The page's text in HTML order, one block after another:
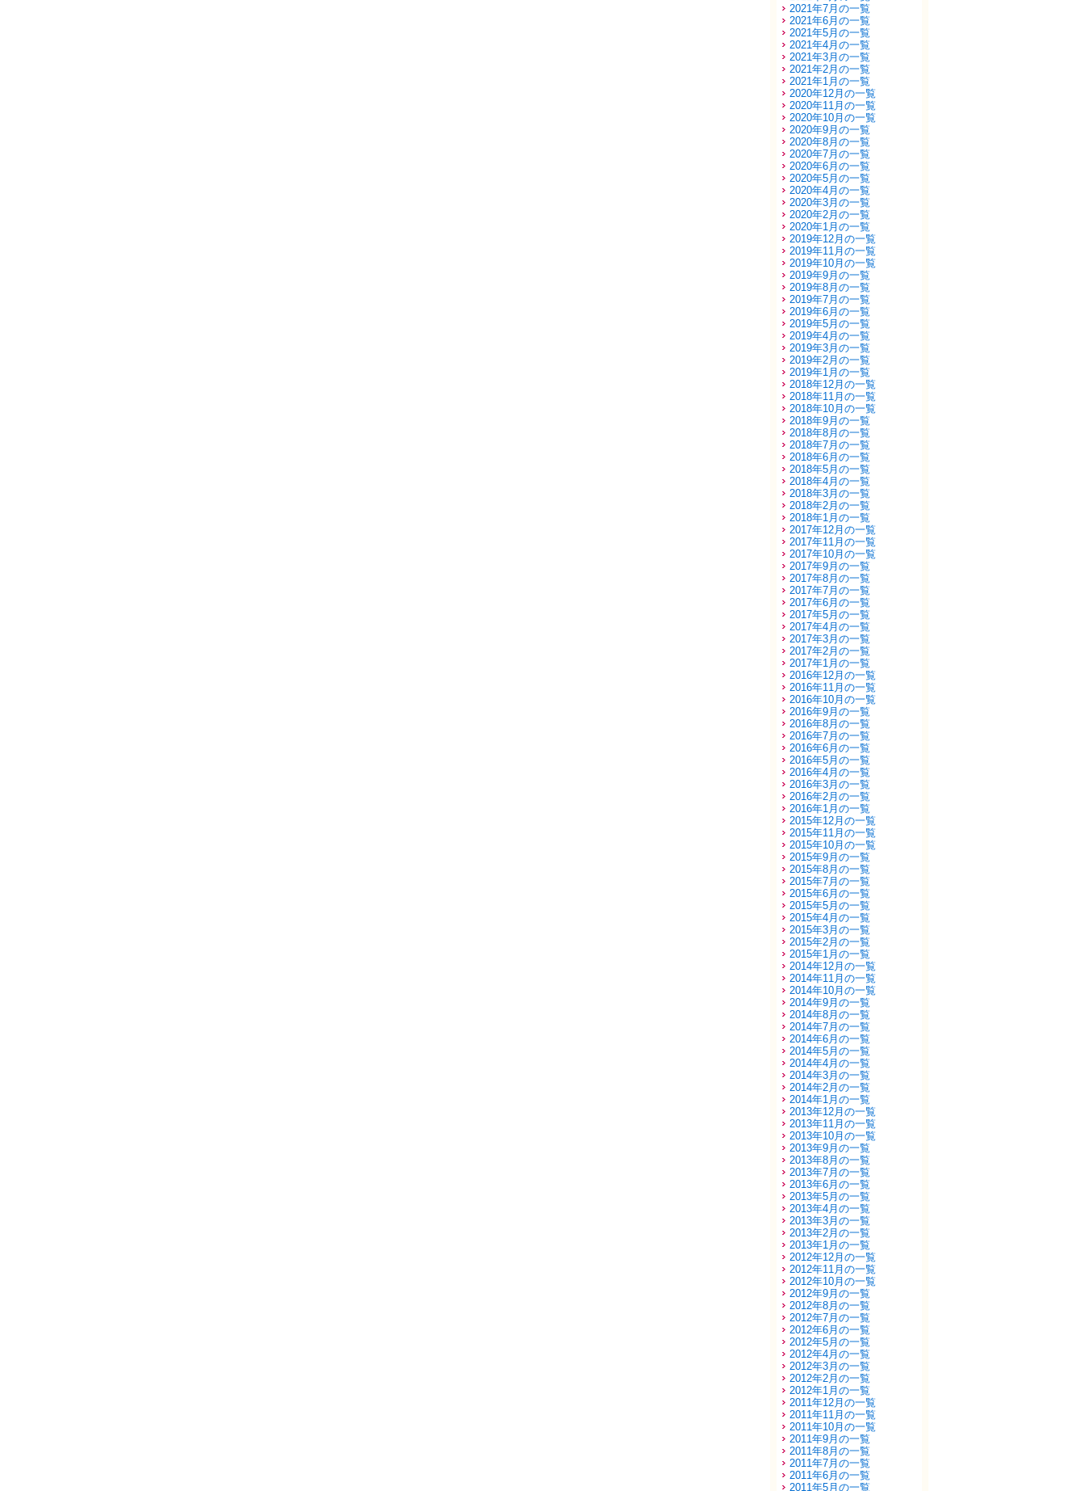
2021年7月の一覧
2021年6月の一覧
2021年5月の一覧
2021年4月の一覧
2021年3月の一覧
2021年2月の一覧
2021年1月の一覧
2020年12月の一覧
2020年11月の一覧
2020年10月の一覧
2020年9月の一覧
2020年8月の一覧
2020年7月の一覧
2020年6月の一覧
2020年5月の一覧
2020年4月の一覧
2020年3月の一覧
2020年2月の一覧
2020年1月の一覧
2019年12月の一覧
2019年11月の一覧
2019年10月の一覧
2019年9月の一覧
2019年8月の一覧
2019年7月の一覧
2019年6月の一覧
2019年5月の一覧
2019年4月の一覧
2019年3月の一覧
2019年2月の一覧
2019年1月の一覧
2018年12月の一覧
2018年11月の一覧
2018年10月の一覧
2018年9月の一覧
2018年8月の一覧
2018年7月の一覧
2018年6月の一覧
2018年5月の一覧
2018年4月の一覧
2018年3月の一覧
2018年2月の一覧
2018年1月の一覧
2017年12月の一覧
2017年11月の一覧
2017年10月の一覧
2017年9月の一覧
2017年8月の一覧
2017年7月の一覧
2017年6月の一覧
2017年5月の一覧
2017年4月の一覧
2017年3月の一覧
2017年2月の一覧
2017年1月の一覧
2016年12月の一覧
2016年11月の一覧
2016年10月の一覧
2016年9月の一覧
2016年8月の一覧
2016年7月の一覧
2016年6月の一覧
2016年5月の一覧
2016年4月の一覧
2016年3月の一覧
2016年2月の一覧
2016年1月の一覧
2015年12月の一覧
2015年11月の一覧
2015年10月の一覧
2015年9月の一覧
2015年8月の一覧
2015年7月の一覧
2015年6月の一覧
2015年5月の一覧
2015年4月の一覧
2015年3月の一覧
2015年2月の一覧
2015年1月の一覧
2014年12月の一覧
2014年11月の一覧
2014年10月の一覧
2014年9月の一覧
2014年8月の一覧
2014年7月の一覧
2014年6月の一覧
2014年5月の一覧
2014年4月の一覧
2014年3月の一覧
2014年2月の一覧
2014年1月の一覧
2013年12月の一覧
2013年11月の一覧
2013年10月の一覧
2013年9月の一覧
2013年8月の一覧
2013年7月の一覧
2013年6月の一覧
2013年5月の一覧
2013年4月の一覧
2013年3月の一覧
2013年2月の一覧
2013年1月の一覧
2012年12月の一覧
2012年11月の一覧
2012年10月の一覧
2012年9月の一覧
2012年8月の一覧
2012年7月の一覧
2012年6月の一覧
2012年5月の一覧
2012年4月の一覧
2012年3月の一覧
2012年2月の一覧
2012年1月の一覧
2011年12月の一覧
2011年11月の一覧
2011年10月の一覧
2011年9月の一覧
2011年8月の一覧
2011年7月の一覧
2011年6月の一覧
2011年5月の一覧